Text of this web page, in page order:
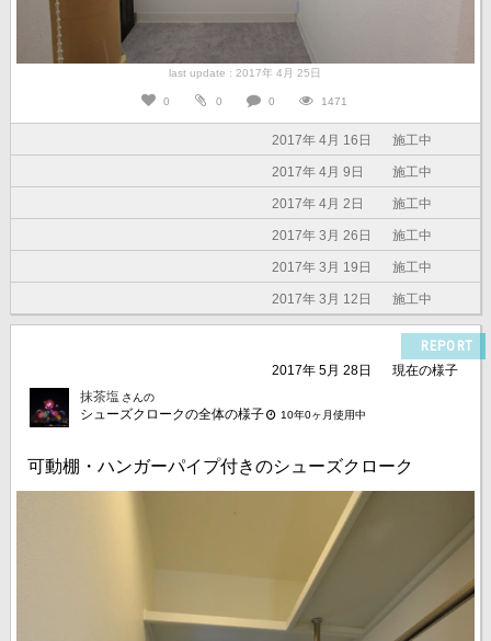
last update : 2017年 4月 25日
0 0 0 1471
2017年 4月 16日 施工中
2017年 4月 9日 施工中
2017年 4月 2日 施工中
2017年 3月 26日 施工中
2017年 3月 19日 施工中
2017年 3月 12日 施工中
REPORT
2017年 5月 28日
現在の様子
抹茶塩 さんの
シューズクロークの全体の様子 10年0ヶ月使用中
可動棚・ハンガーパイプ付きのシューズクローク